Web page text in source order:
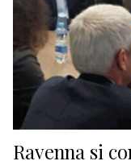
RICERCA
ECONOMIA
TURISMO
CULTURA
Ravenna si